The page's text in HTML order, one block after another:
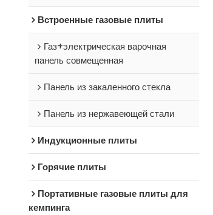
Встроенные газовые плиты
Газ+электрическая варочная
панель совмещенная
Панель из закаленного стекла
Панель из нержавеющей стали
Индукционные плиты
Горячие плиты
Портативные газовые плиты для
кемпинга